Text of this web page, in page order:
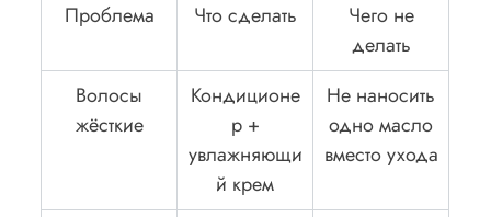
Проблема Что сделать
Чего не
делать
Волосы
жёсткие
Кондиционе
р +
увлажняющи
й крем
Не наносить
одно масло
вместо ухода